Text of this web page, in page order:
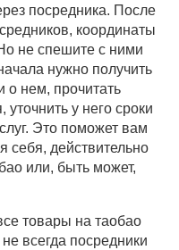
посредника. После
координаты
не спешите с ними
нужно получить
нем, прочитать
у него сроки
Это поможет вам
себя, действительно
или, быть может,
товары на таобао
всегда посредники